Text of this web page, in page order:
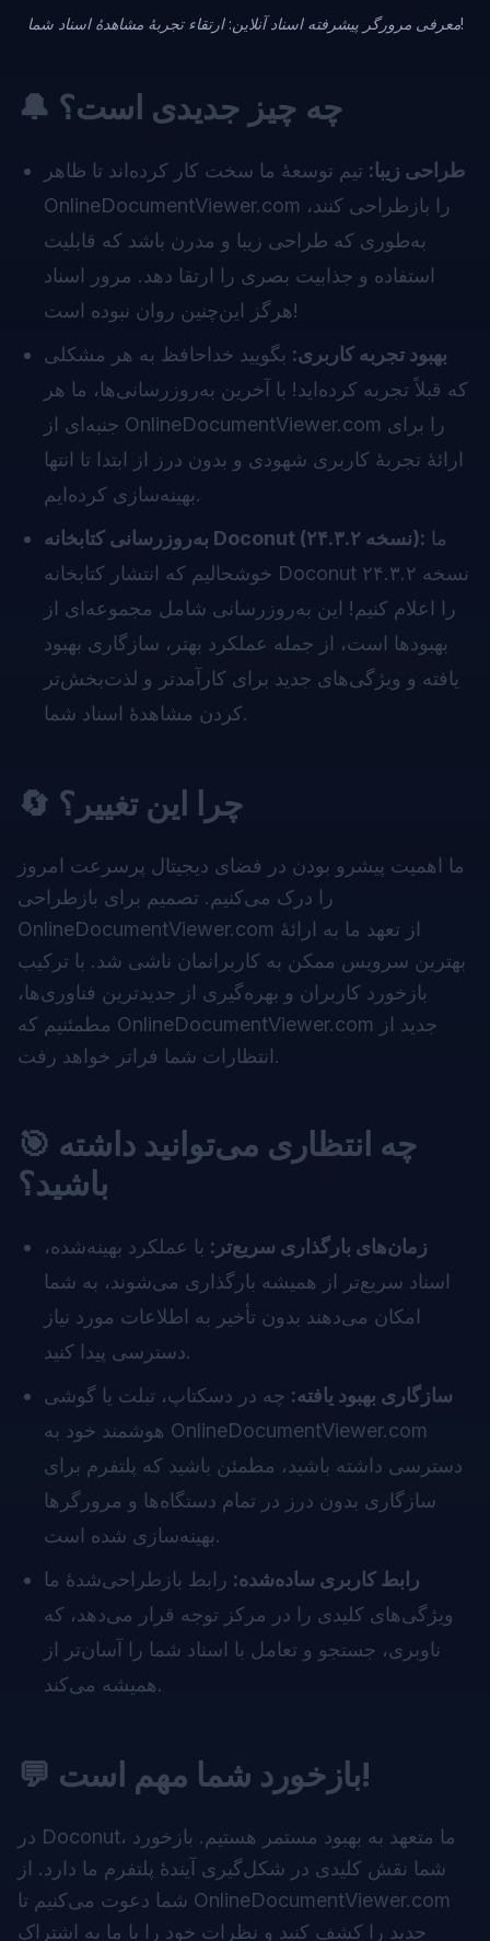
معرفی مرورگر پیشرفته اسناد آنلاین: ارتقاء تجربهٔ مشاهدهٔ اسناد شما!
🔔 چه چیز جدیدی است؟
طراحی زیبا: تیم توسعهٔ ما سخت کار کرده‌اند تا ظاهر
OnlineDocumentViewer.com را بازطراحی کنند،
به‌طوری که طراحی زیبا و مدرن باشد که قابلیت
استفاده و جذابیت بصری را ارتقا دهد. مرور اسناد
هرگز این‌چنین روان نبوده است!
بهبود تجربه کاربری: بگویید خداحافظ به هر مشکلی
که قبلاً تجربه کرده‌اید! با آخرین به‌روزرسانی‌ها، ما هر
جنبه‌ای از OnlineDocumentViewer.com را برای
ارائهٔ تجربهٔ کاربری شهودی و بدون درز از ابتدا تا انتها
بهینه‌سازی کرده‌ایم.
به‌روزرسانی کتابخانه Doconut (نسخه ۲۴.۳.۲):
Doconut
را اعلام کنیم! این به‌روزرسانی شامل مجموعه‌ای از
بهبودها است، از جمله عملکرد بهتر، سازگاری بهبود
یافته و ویژگی‌های جدید برای کارآمدتر و لذت‌بخش‌تر
کردن مشاهدهٔ اسناد شما.
🔄 چرا این تغییر؟
ما اهمیت پیشرو بودن در فضای دیجیتال پرسرعت امروز
را درک می‌کنیم. تصمیم برای بازطراحی
OnlineDocumentViewer.com از تعهد ما به ارائهٔ
بهترین سرویس ممکن به کاربرانمان ناشی شد. با ترکیب
بازخورد کاربران و بهره‌گیری از جدیدترین فناوری‌ها،
مطمئنیم که OnlineDocumentViewer.com جدید از
انتظارات شما فراتر خواهد رفت.
🎯 چه انتظاری می‌توانید داشته
باشید؟
زمان‌های بارگذاری سریع‌تر: با عملکرد بهینه‌شده،
اسناد سریع‌تر از همیشه بارگذاری می‌شوند، به شما
امکان می‌دهند بدون تأخیر به اطلاعات مورد نیاز
دسترسی پیدا کنید.
سازگاری بهبود یافته: چه در دسکتاپ، تبلت یا گوشی
هوشمند خود به OnlineDocumentViewer.com
دسترسی داشته باشید، مطمئن باشید که پلتفرم برای
سازگاری بدون درز در تمام دستگاه‌ها و مرورگرها
بهینه‌سازی شده است.
رابط کاربری ساده‌شده: رابط بازطراحی‌شدهٔ ما
ویژگی‌های کلیدی را در مرکز توجه قرار می‌دهد، که
ناوبری، جستجو و تعامل با اسناد شما را آسان‌تر از
همیشه می‌کند.
💬 بازخورد شما مهم است!
در Doconut، ما متعهد به بهبود مستمر هستیم. بازخورد
شما نقش کلیدی در شکل‌گیری آیندهٔ پلتفرم ما دارد. از
شما دعوت می‌کنیم تا OnlineDocumentViewer.com
جدید را کشف کنید و نظرات خود را با ما به اشتراک